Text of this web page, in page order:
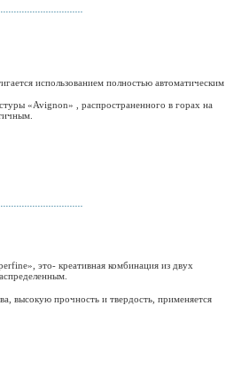
использованием полностью автоматическим
«Avignon» , распространенного в горах на
это- креативная комбинация из двух
высокую прочность и твердость, применяется